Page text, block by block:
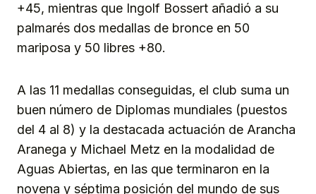
+45, mientras que Ingolf Bossert añadió a su
palmarés dos medallas de bronce en 50
mariposa y 50 libres +80.
A las 11 medallas conseguidas, el club suma un
buen número de Diplomas mundiales (puestos
del 4 al 8) y la destacada actuación de Arancha
Aranega y Michael Metz en la modalidad de
Aguas Abiertas, en las que terminaron en la
novena y séptima posición del mundo de sus